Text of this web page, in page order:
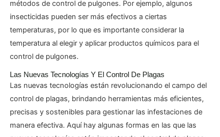
métodos de control de pulgones. Por ejemplo, algunos
insecticidas pueden ser más efectivos a ciertas
temperaturas, por lo que es importante considerar la
temperatura al elegir y aplicar productos químicos para el
control de pulgones.
Las Nuevas Tecnologías Y El Control De Plagas
Las nuevas tecnologías están revolucionando el campo del
control de plagas, brindando herramientas más eficientes,
precisas y sostenibles para gestionar las infestaciones de
manera efectiva. Aquí hay algunas formas en las que las